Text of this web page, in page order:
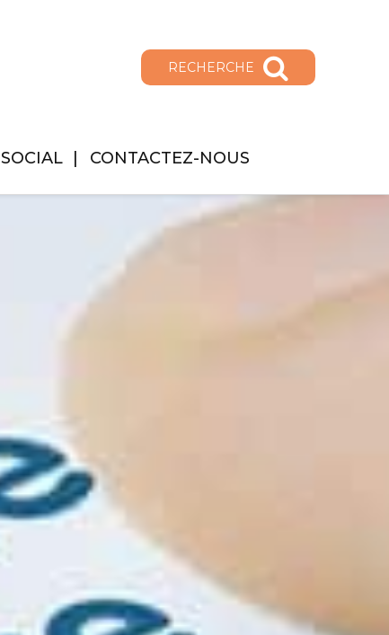
RECHERCHE
SOCIAL CONTACTEZ-NOUS